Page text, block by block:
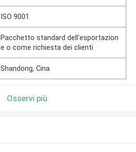
ISO 9001
Pacchetto standard dell'esportazion
e o come richiesta dei clienti
Shandong, Cina
Osservi più